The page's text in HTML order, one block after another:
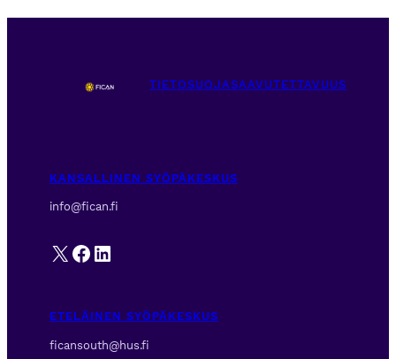
TIETOSUOJASAAVUTETTAVUUS
KANSALLINEN SYÖPÄKESKUS
info@fican.fi
X Facebook
LinkedIn
ETELÄINEN SYÖPÄKESKUS
ficansouth@hus.fi